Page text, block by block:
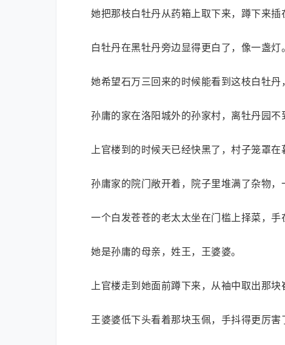
她把那枝白牡丹从药箱上取下来，蹲下来插
白牡丹在黑牡丹旁边显得更白了，像一盏灯。
她希望石万三回来的时候能看到这枝白牡
孙庸的家在洛阳城外的孙家村，离牡丹园不
上官楼到的时候天已经快黑了，村子笼罩
孙庸家的院门敞开着，院子里堆满了杂物，
一个白发苍苍的老太太坐在门槛上择菜，手
她是孙庸的母亲，姓王，王婆婆。
上官楼走到她面前蹲下来，从袖中取出那块
王婆婆低下头看着那块玉佩，手抖得更厉害